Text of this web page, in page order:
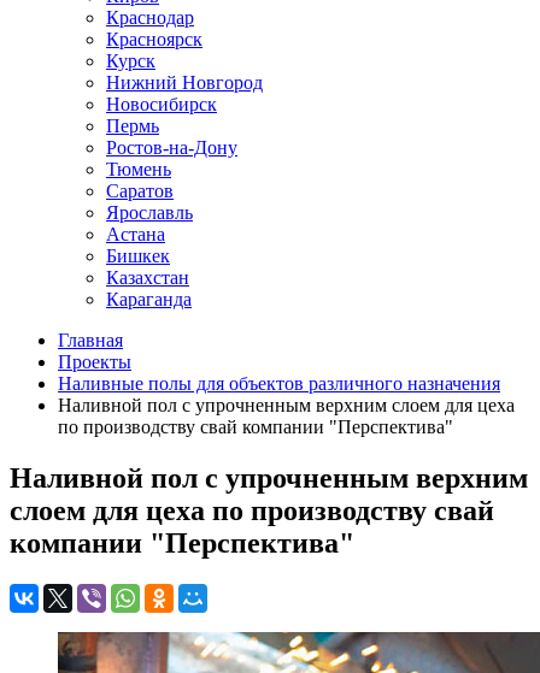
Краснодар
Красноярск
Курск
Нижний Новгород
Новосибирск
Пермь
Ростов-на-Дону
Тюмень
Саратов
Ярославль
Астана
Бишкек
Казахстан
Караганда
Главная
Проекты
Наливные полы для объектов различного назначения
Наливной пол с упрочненным верхним слоем для цеха
по производству свай компании "Перспектива"
Наливной пол с упрочненным верхним
слоем для цеха по производству свай
компании "Перспектива"